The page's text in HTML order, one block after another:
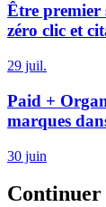
Être premier
zéro clic et
29 juil.
Paid +
marques
30 juin
Continuer